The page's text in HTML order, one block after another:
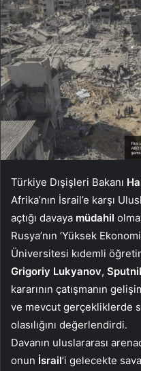
Türkiye Dışişleri Bakanı
Afrika’nın İsrail’e karşı
açtığı davaya müdahil
Rusya’nın ‘Yüksek
Üniversitesi kıdemli
Grigoriy Lukyanov,
kararının çatışmanın
ve mevcut gerçekliklerde
olasılığını değerlendirdi.
Davanın uluslararası
onun İsrail’i gelecekte